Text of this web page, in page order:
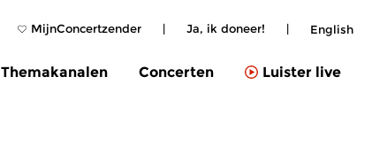
MijnConcertzender | Ja, ik doneer! | English
Themakanalen Concerten Luister live